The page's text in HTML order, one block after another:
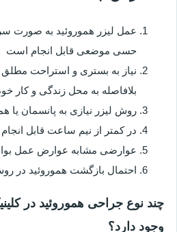
عمل لیزر هموروئید به صورت
حسی موضعی قابل انجام است
نیاز به بستری و استراحت مطلق
بلافاصله به محل زندگی و کار
روش لیزر نیازی به پانسمان یا
در کمتر از نیم ساعت قابل
عوارضی مشابه عوارض عمل
احتمال بازگشت هموروئید در
چند نوع جراحی هموروئید در
وجود دارد؟